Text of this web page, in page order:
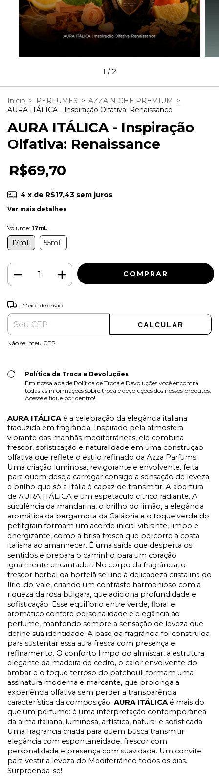
1 /2
Início > PERFUMES > AZZA NICHE PREMIUM >
AURA ITÁLICA - Inspiração Olfativa: Renaissance
AURA ITÁLICA - Inspiração
Olfativa: Renaissance
R$69,70
4 x de R$17,43 sem juros
Ver mais detalhes
Volume: 17mL
17mL 55mL
Entregas para o CEP:
Meios de envio
CALCULAR
Não sei meu CEP
Política de Troca e Devoluções
Em nossa aba de Política de Troca e Devoluções você encontra
todas as informações sobre troca e devoluções dos nossos produtos.
Acesse e fique por dentro!
AURA ITÁLICAé a celebração da elegância italiana
traduzida em fragrância. Inspirado pela atmosfera
vibrante das manhãs mediterrâneas, ele combina
frescor, sofisticação e naturalidade em uma construção
olfativa que reflete o estilo refinado da Azza Parfums.
Uma criação luminosa, revigorante e envolvente, feita
para quem deseja carregar consigo a sensação de leveza
e brilho que só a Itália é capaz de transmitir. A abertura
de AURA ITÁLICA é um espetáculo cítrico radiante. A
suculência da mandarina, o brilho do limão, a elegância
aromática da bergamota da Calábria e o toque verde do
petitgrain formam um acorde inicial vibrante, limpo e
energizante, como a brisa fresca que percorre a costa
italiana ao amanhecer. É uma saída que desperta os
sentidos e prepara o caminho para um coração
igualmente encantador. No corpo da fragrância, o
frescor herbal da hortelã se une à delicadeza cristalina do
lírio-do-vale, criando um contraste harmonioso com a
riqueza da rosa búlgara, que adiciona profundidade e
sofisticação. Esse equilíbrio entre verde, floral e
aromático confere personalidade e elegância ao
perfume, mantendo sempre a sensação de leveza que
define sua identidade. A base da fragrância foi construída
para sustentar essa aura fresca com presença e
refinamento. O conforto limpo do almíscar, a estrutura
elegante da madeira de cedro, o calor envolvente do
âmbar e o toque terroso do patchouli formam uma
assinatura moderna e marcante, que prolonga a
experiência olfativa sem perder a transparência
característica da composição. AURA ITÁLICAé mais do
que um perfume: é uma interpretação contemporânea
da alma italiana, luminosa, artística, natural e sofisticada.
Uma fragrância criada para quem busca transmitir
elegância com espontaneidade, frescor com
personalidade e presença com suavidade. Um convite
para vestir a leveza do Mediterrâneo todos os dias.
Surpreenda-se!